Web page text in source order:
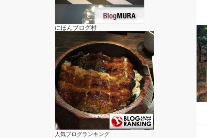
にほんブログ村
人気ブログランキング